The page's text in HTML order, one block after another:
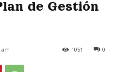
de Gestión
am 0
1051